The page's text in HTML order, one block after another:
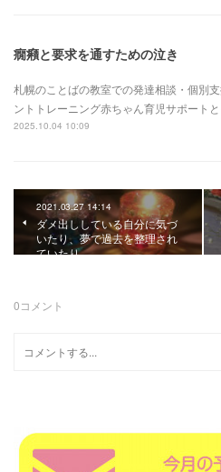
癇癪と要求を通すための泣き
札幌のことばの教室での発達相談・個別
ントトレーニング赤ちゃん育児サポート
2025.10.04 10:09
2021.03.27 14:14
ダメ出ししている自分に気づ
いたり、夢で過去を整理され
ていたり。
0コメント